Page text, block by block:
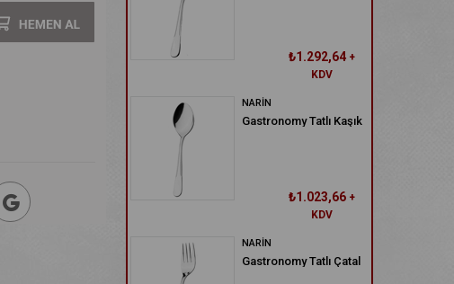
₺1.292,64 +
KDV
NARİN
Gastronomy Tatlı Kaşık
₺1.023,66 +
KDV
NARİN
Gastronomy Tatlı Çatal